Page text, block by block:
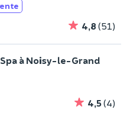
4,8 (51)
à Noisy-le-Grand
4,5(4)